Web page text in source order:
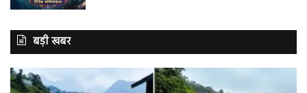
बड़ी खबर